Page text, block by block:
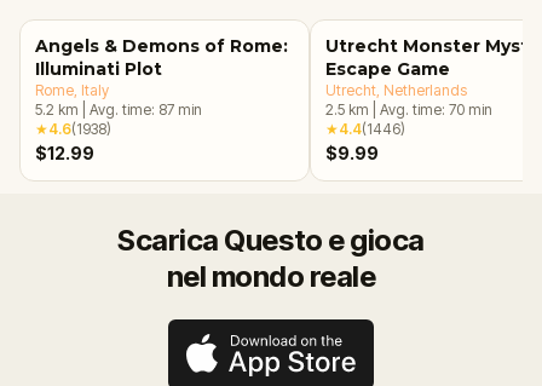
Angels & Demons of Rome:
Illuminati Plot
Rome , Italy
5.2 km Avg. time: 87 min
★4.6(1938)
$12.99
Utrecht Monster
Escape Game
Utrecht , Netherlands
2.5 km Avg. time: 70 min
★4.4(1446)
$9.99
Scarica Questo e gioca
nel mondo reale